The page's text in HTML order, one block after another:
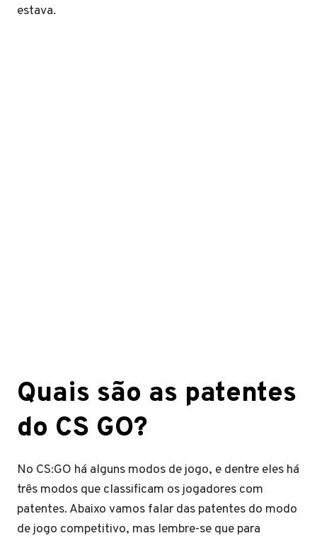
estava.
Quais são as patentes
do CS GO?
No CS:GO há alguns modos de jogo, e dentre eles há
três modos que classificam os jogadores com
patentes. Abaixo vamos falar das patentes do modo
de jogo competitivo, mas lembre-se que para